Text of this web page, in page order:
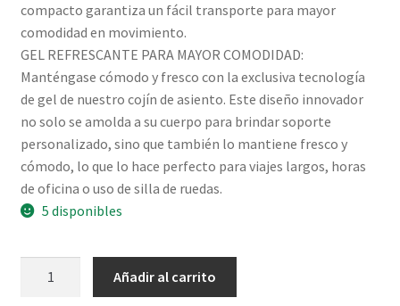
compacto garantiza un fácil transporte para mayor
comodidad en movimiento.
GEL REFRESCANTE PARA MAYOR COMODIDAD:
Manténgase cómodo y fresco con la exclusiva tecnología
de gel de nuestro cojín de asiento. Este diseño innovador
no solo se amolda a su cuerpo para brindar soporte
personalizado, sino que también lo mantiene fresco y
cómodo, lo que lo hace perfecto para viajes largos, horas
de oficina o uso de silla de ruedas.
5 disponibles
Añadir al carrito